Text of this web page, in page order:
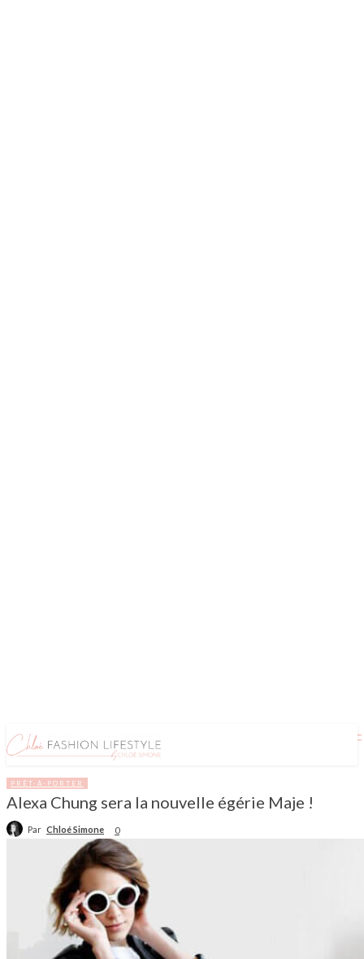
PRÊT-À-PORTER
Alexa Chung sera la nouvelle égérie Maje !
Par Chloé Simone 0